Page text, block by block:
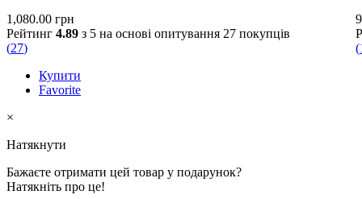
1,080.00 грн
Рейтинг 4.89 з 5 на основі опитування 27 покупців
(27)
Купити
Favorite
(
×
Натякнути
Бажаєте отримати цей товар у подарунок?
Натякніть про це!